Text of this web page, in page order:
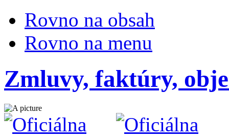
Rovno na obsah
Rovno na menu
Zmluvy, faktúry,